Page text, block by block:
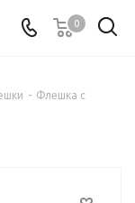
0
- Флешка с